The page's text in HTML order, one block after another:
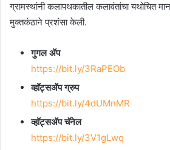
ग्रामस्थांनी कलापथकातील कलावंतांचा यथोचित
मुक्तकंठाने प्रशंसा केली.
गुगल ॲप
https://bit.ly/3RaPEOb
व्हॉट्सॲप ग्रुप
https://bit.ly/4dUMnMR
व्हॉट्सॲप चॅनेल
https://bit.ly/3V1gLwq